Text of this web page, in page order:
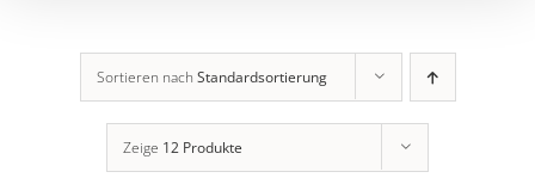
Sortieren nach Standardsortierung
Zeige 12 Produkte